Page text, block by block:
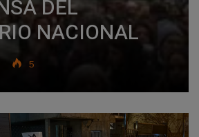
DEL
NACIONAL
5